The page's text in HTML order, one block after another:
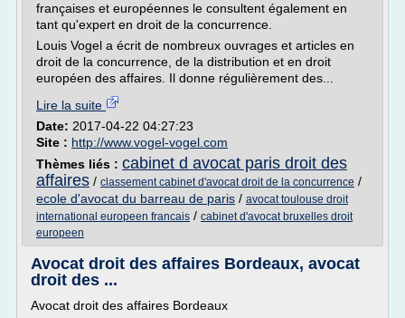
françaises et européennes le consultent également en
tant qu'expert en droit de la concurrence.
Louis Vogel a écrit de nombreux ouvrages et articles en
droit de la concurrence, de la distribution et en droit
européen des affaires. Il donne régulièrement des...
Lire la suite
Date: 2017-04-22 04:27:23
Site : http://www.vogel-vogel.com
Thèmes liés : cabinet d avocat paris droit des
affaires / classement cabinet d'avocat droit de la concurrence /
ecole d'avocat du barreau de paris / avocat toulouse droit
international europeen francais / cabinet d'avocat bruxelles droit
europeen
Avocat droit des affaires Bordeaux, avocat
droit des ...
Avocat droit des affaires Bordeaux